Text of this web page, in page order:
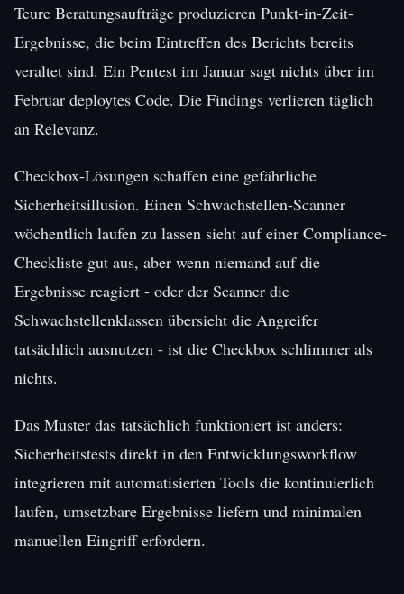
Teure Beratungsaufträge produzieren Punkt-in-Zeit-
Ergebnisse, die beim Eintreffen des Berichts bereits
veraltet sind. Ein Pentest im Januar sagt nichts über im
Februar deploytes Code. Die Findings verlieren täglich
an Relevanz.
Checkbox-Lösungen schaffen eine gefährliche
Sicherheitsillusion. Einen Schwachstellen-Scanner
wöchentlich laufen zu lassen sieht auf einer Compliance-
Checkliste gut aus, aber wenn niemand auf die
Ergebnisse reagiert - oder der Scanner die
Schwachstellenklassen übersieht die Angreifer
tatsächlich ausnutzen - ist die Checkbox schlimmer als
nichts.
Das Muster das tatsächlich funktioniert ist anders:
Sicherheitstests direkt in den Entwicklungsworkflow
integrieren mit automatisierten Tools die kontinuierlich
laufen, umsetzbare Ergebnisse liefern und minimalen
manuellen Eingriff erfordern.